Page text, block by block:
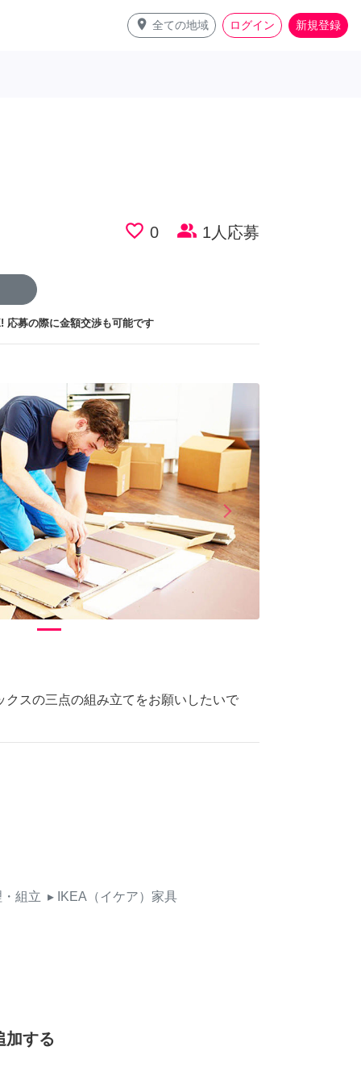
place 全ての地域 ログイン 新規登録
favorite_border 0 people_alt 1人応募
応募の際に金額交渉も可能です
arrow_forward_iosNext
クスの三点の組み立てをお願いしたいで
組立 ▸ IKEA（イケア）家具
加する